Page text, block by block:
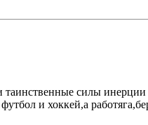
силы
и хоккей,а